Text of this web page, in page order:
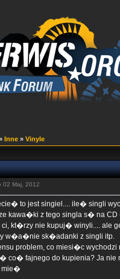
Inne » Vinyle
02 Maj, 2012
to jest singiel.... ile� singli
kawa�ki z tego singla s� na
kt�rzy nie kupuj� winyli.... ale
w�a�nie sk�adanki z singli itp.
problem, co miesi�c
co� fajnego do kupienia? Ja nie
mie�